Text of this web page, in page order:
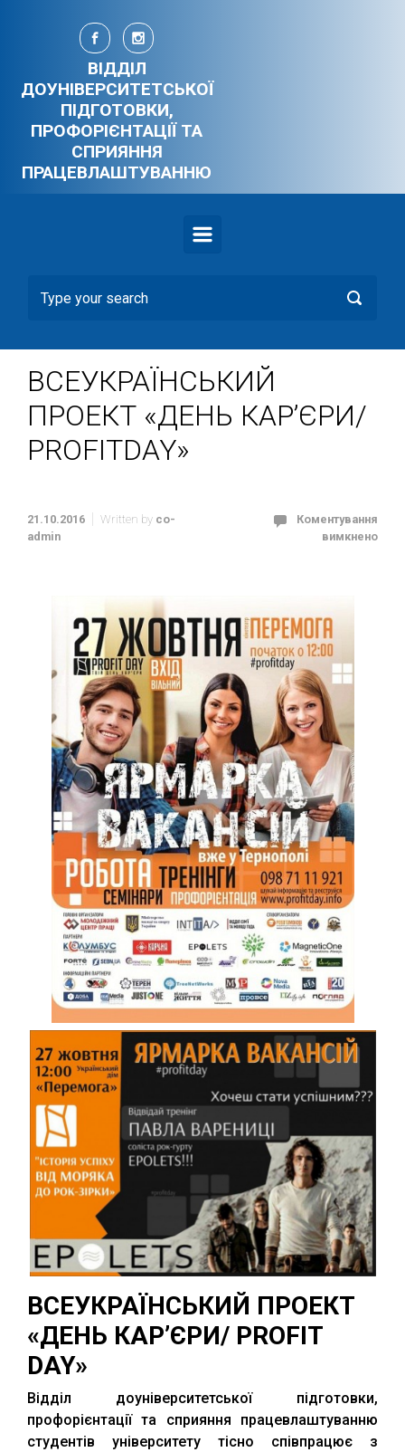
Skip to main content
ВІДДІЛ
ДОУНІВЕРСИТЕТСЬКОЇ
ПІДГОТОВКИ,
ПРОФОРІЄНТАЦІЇ ТА
СПРИЯННЯ
ПРАЦЕВЛАШТУВАННЮ
ВСЕУКРАЇНСЬКИЙ
ПРОЕКТ «ДЕНЬ КАР’ЄРИ/
PROFITDAY»
21.10.2016 Written by co-
admin
Коментування
вимкнено
ВСЕУКРАЇНСЬКИЙ ПРОЕКТ
«ДЕНЬ КАР’ЄРИ/ PROFIT
DAY»
Відділ доуніверситетської підготовки,
профорієнтації та сприяння працевлаштуванню
студентів університету тісно співпрацює з